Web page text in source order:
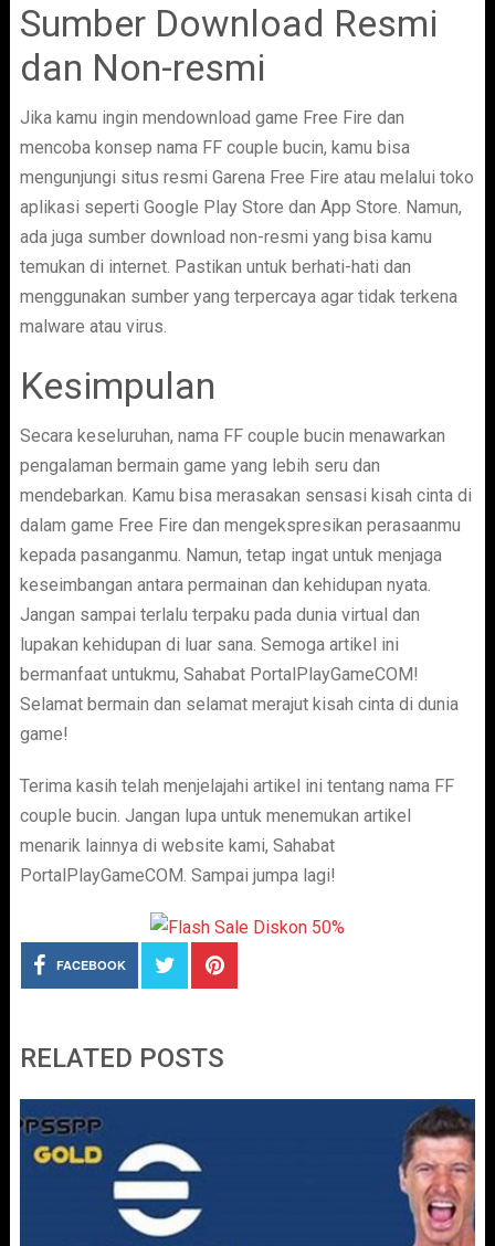
Sumber Download Resmi
dan Non-resmi
Jika kamu ingin mendownload game Free Fire dan
mencoba konsep nama FF couple bucin, kamu bisa
mengunjungi situs resmi Garena Free Fire atau melalui toko
aplikasi seperti Google Play Store dan App Store. Namun,
ada juga sumber download non-resmi yang bisa kamu
temukan di internet. Pastikan untuk berhati-hati dan
menggunakan sumber yang terpercaya agar tidak terkena
malware atau virus.
Kesimpulan
Secara keseluruhan, nama FF couple bucin menawarkan
pengalaman bermain game yang lebih seru dan
mendebarkan. Kamu bisa merasakan sensasi kisah cinta di
dalam game Free Fire dan mengekspresikan perasaanmu
kepada pasanganmu. Namun, tetap ingat untuk menjaga
keseimbangan antara permainan dan kehidupan nyata.
Jangan sampai terlalu terpaku pada dunia virtual dan
lupakan kehidupan di luar sana. Semoga artikel ini
bermanfaat untukmu, Sahabat PortalPlayGameCOM!
Selamat bermain dan selamat merajut kisah cinta di dunia
game!
Terima kasih telah menjelajahi artikel ini tentang nama FF
couple bucin. Jangan lupa untuk menemukan artikel
menarik lainnya di website kami, Sahabat
PortalPlayGameCOM. Sampai jumpa lagi!
FACEBOOK
RELATED POSTS